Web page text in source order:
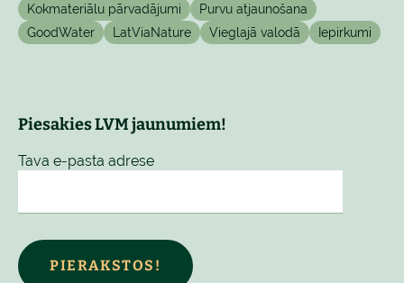
Kokmateriālu pārvadājumi
Purvu atjaunošana
GoodWater
LatViaNature Vieglajā valodā Iepirkumi
Piesakies LVM jaunumiem!
Tava e-pasta adrese
PIERAKSTOS!